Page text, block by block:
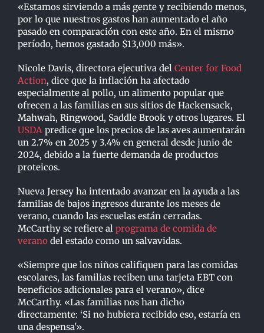
«Estamos sirviendo a más gente y recibiendo menos,
por lo que nuestros gastos han aumentado el año
pasado en comparación con este año. En el mismo
período, hemos gastado $13,000 más».
Nicole Davis, directora ejecutiva del Center for Food
Action, dice que la inflación ha afectado
especialmente al pollo, un alimento popular que
ofrecen a las familias en sus sitios de Hackensack,
Mahwah, Ringwood, Saddle Brook y otros lugares. El
USDA predice que los precios de las aves aumentarán
un 2.7% en 2025 y 3.4% en general desde junio de
2024, debido a la fuerte demanda de productos
proteicos.
Nueva Jersey ha intentado avanzar en la ayuda a las
familias de bajos ingresos durante los meses de
verano, cuando las escuelas están cerradas.
McCarthy se refiere al programa de comida de
verano del estado como un salvavidas.
«Siempre que los niños califiquen para las comidas
escolares, las familias reciben una tarjeta EBT con
beneficios adicionales para el verano», dice
McCarthy. «Las familias nos han dicho
directamente: ‘Si no hubiera recibido eso, estaría en
una despensa'».